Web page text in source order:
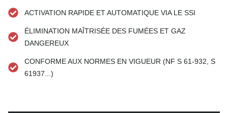
ACTIVATION RAPIDE ET AUTOMATIQUE VIA LE SSI
ÉLIMINATION MAÎTRISÉE DES FUMÉES ET GAZ
DANGEREUX
CONFORME AUX NORMES EN VIGUEUR (NF S 61-932, S
61937...)